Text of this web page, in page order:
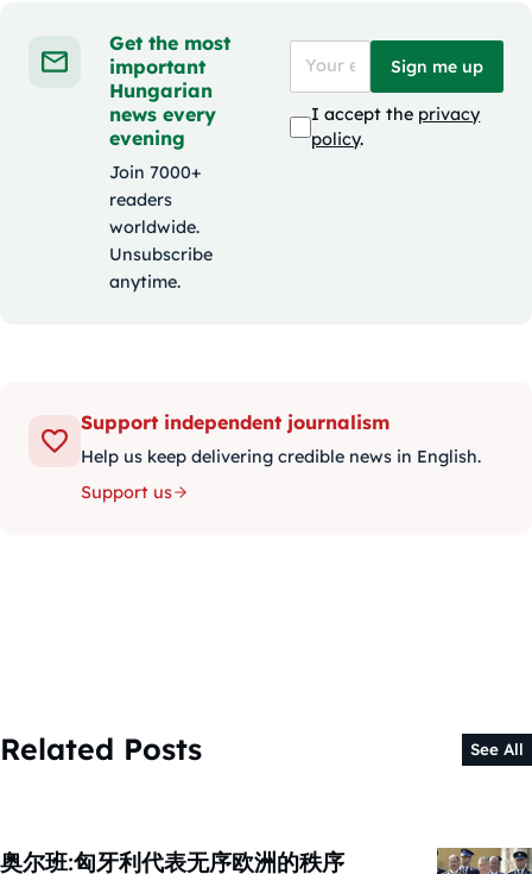
Get the most
important
Hungarian
news every
evening
Join 7000+
readers
worldwide.
Unsubscribe
anytime.
Sign me up
I accept the privacy
policy.
Support independent journalism
Help us keep delivering credible news in English.
Support us
Related Posts See All
奥尔班:匈牙利代表无序欧洲的秩序